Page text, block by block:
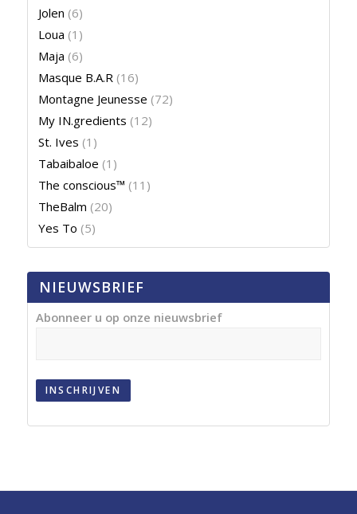
Jolen (6)
Loua (1)
Maja (6)
Masque B.A.R (16)
Montagne Jeunesse (72)
My IN.gredients (12)
St. Ives (1)
Tabaibaloe (1)
The conscious™ (11)
TheBalm (20)
Yes To (5)
NIEUWSBRIEF
Abonneer u op onze nieuwsbrief
INSCHRIJVEN